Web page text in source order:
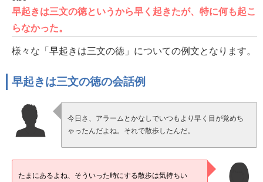
早起きは三文の徳というから早く起きたが、特に何も起こ
らなかった。
様々な「早起きは三文の徳」についての例文となります。
早起きは三文の徳の会話例
今日さ、アラームとかなしでいつもより早く目が覚めち
ゃったんだよね。それで散歩したんだ。
たまにあるよね、そういった時にする散歩は気持ちい